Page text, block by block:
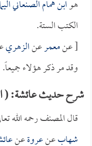
هوابن همام الصنعاني
الكتب الستة.
[ عنمعمرعنالزهري
وقد مر ذكر هؤلاء جميعاً.
شرح حديث عائشة: (
قال المصنف رحمه الله
شهابعنعروةعن